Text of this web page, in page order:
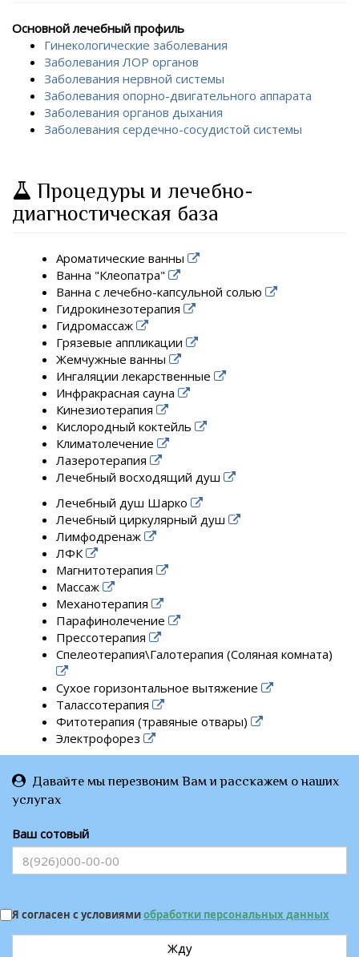
Основной лечебный профиль
Гинекологические заболевания
Заболевания ЛОР органов
Заболевания нервной системы
Заболевания опорно-двигательного аппарата
Заболевания органов дыхания
Заболевания сердечно-сосудистой системы
Процедуры и лечебно-
диагностическая база
Ароматические ванны
Ванна "Клеопатра"
Ванна с лечебно-капсульной солью
Гидрокинезотерапия
Гидромассаж
Грязевые аппликации
Жемчужные ванны
Ингаляции лекарственные
Инфракрасная сауна
Кинезиотерапия
Кислородный коктейль
Климатолечение
Лазеротерапия
Лечебный восходящий душ
Лечебный душ Шарко
Лечебный циркулярный душ
Лимфодренаж
ЛФК
Магнитотерапия
Массаж
Механотерапия
Парафинолечение
Прессотерапия
Спелеотерапия\Галотерапия (Соляная комната)
Сухое горизонтальное вытяжение
Талассотерапия
Фитотерапия (травяные отвары)
Электрофорез
Давайте мы перезвоним Вам и расскажем о наших
услугах
Ваш сотовый
Я согласен с условиямиобработки персональных данных
Жду